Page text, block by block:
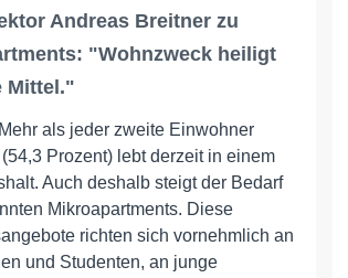
Andreas Breitner zu
"Wohnzweck heiligt
Mittel."
als jeder zweite Einwohner
Prozent) lebt derzeit in einem
Auch deshalb steigt der Bedarf
Mikroapartments. Diese
richten sich vornehmlich an
und Studenten, an junge